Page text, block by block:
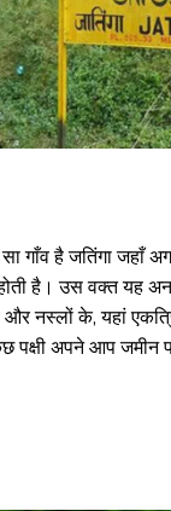
है जतिंगा जहाँ
है। उस वक्त यह
और नस्लों के, यहां
अपने आप जमीन